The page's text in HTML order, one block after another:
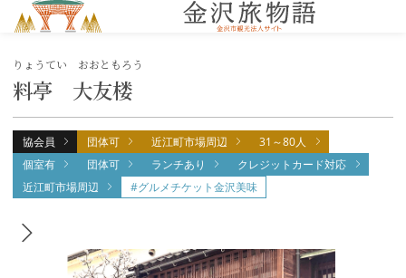
料亭 大友楼
りょうてい おおともろう
協会員 団体可 近江町市場周辺
31～80人
個室有
団体可 ランチあり
クレジットカード対応
近江町市場周辺
#グルメチケット金沢美味